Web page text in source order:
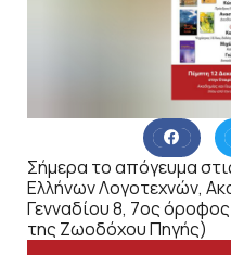
Σήμερα το απόγευμα
Ελλήνων Λογοτεχνών,
Γενναδίου 8, 7ος
της Ζωοδόχου Πηγής)